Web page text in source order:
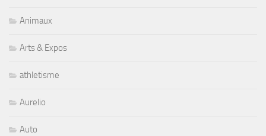
Animaux
Arts & Expos
athletisme
Aurelio
Auto